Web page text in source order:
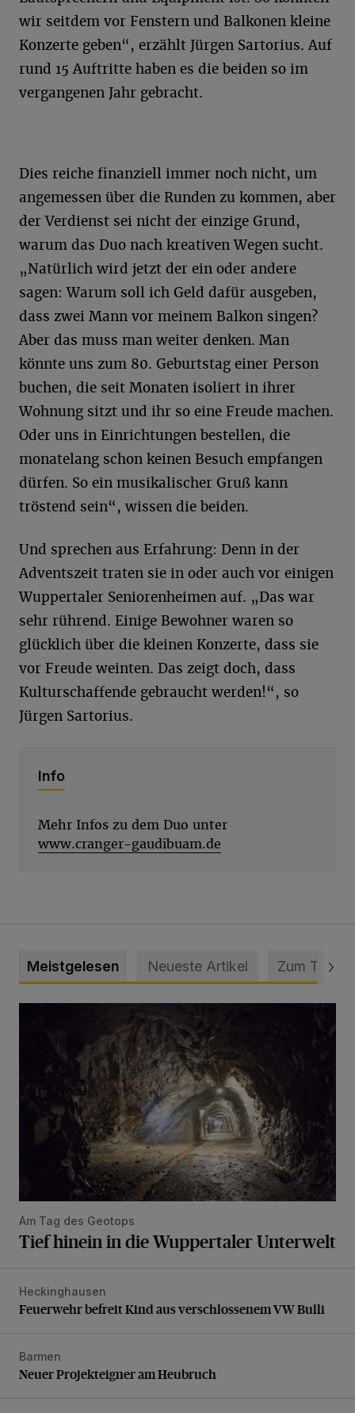
wir seitdem vor Fenstern und Balkonen kleine
Konzerte geben“, erzählt Jürgen Sartorius. Auf
rund 15 Auftritte haben es die beiden so im
vergangenen Jahr gebracht.
Dies reiche finanziell immer noch nicht, um
angemessen über die Runden zu kommen, aber
der Verdienst sei nicht der einzige Grund,
warum das Duo nach kreativen Wegen sucht.
„Natürlich wird jetzt der ein oder andere
sagen: Warum soll ich Geld dafür ausgeben,
dass zwei Mann vor meinem Balkon singen?
Aber das muss man weiter denken. Man
könnte uns zum 80. Geburtstag einer Person
buchen, die seit Monaten isoliert in ihrer
Wohnung sitzt und ihr so eine Freude machen.
Oder uns in Einrichtungen bestellen, die
monatelang schon keinen Besuch empfangen
dürfen. So ein musikalischer Gruß kann
tröstend sein“, wissen die beiden.
Und sprechen aus Erfahrung: Denn in der
Adventszeit traten sie in oder auch vor einigen
Wuppertaler Seniorenheimen auf. „Das war
sehr rührend. Einige Bewohner waren so
glücklich über die kleinen Konzerte, dass sie
vor Freude weinten. Das zeigt doch, dass
Kulturschaffende gebraucht werden!“, so
Jürgen Sartorius.
Info
Mehr Infos zu dem Duo unter
www.cranger-gaudibuam.de
Meistgelesen Neueste Artikel Zum Thema
Am Tag des Geotops
Tief hinein in die Wuppertaler Unterwelt
Feuerwehr befreit Kind aus verschlossenem VW Bulli
Heckinghausen
Feuerwehr befreit Kind aus verschlossenem VW Bulli
Neuer Projekteigner am Heubruch
Barmen
Neuer Projekteigner am Heubruch